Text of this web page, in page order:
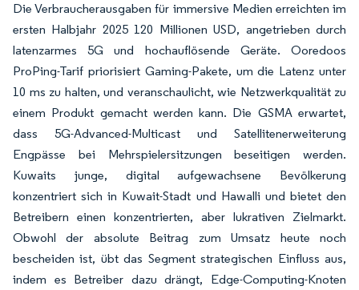
Die Verbraucherausgaben für immersive Medien erreichten im
ersten Halbjahr 2025 120 Millionen USD, angetrieben durch
latenzarmes 5G und hochauflösende Geräte. Ooredoos
ProPing-Tarif priorisiert Gaming-Pakete, um die Latenz unter
10 ms zu halten, und veranschaulicht, wie Netzwerkqualität zu
einem Produkt gemacht werden kann. Die GSMA erwartet,
dass 5G-Advanced-Multicast und Satellitenerweiterung
Engpässe bei Mehrspielersitzungen beseitigen werden.
Kuwaits junge, digital aufgewachsene Bevölkerung
konzentriert sich in Kuwait-Stadt und Hawalli und bietet den
Betreibern einen konzentrierten, aber lukrativen Zielmarkt.
Obwohl der absolute Beitrag zum Umsatz heute noch
bescheiden ist, übt das Segment strategischen Einfluss aus,
indem es Betreiber dazu drängt, Edge-Computing-Knoten